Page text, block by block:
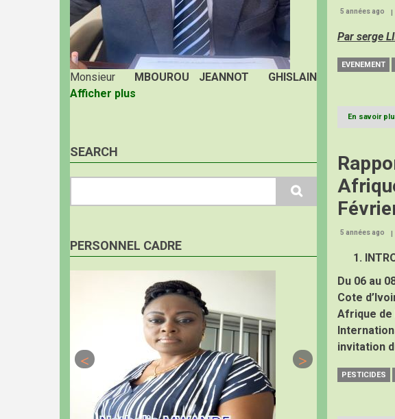
Monsieur
MBOUROU JEANNOT GHISLAIN
Afficher plus
SEARCH
PERSONNEL CADRE
5 années ago
Par serge
EVENEMENT
En savoir
5 années ago
Du 06 au
Cote
Afrique de
invitation
PESTICIDES